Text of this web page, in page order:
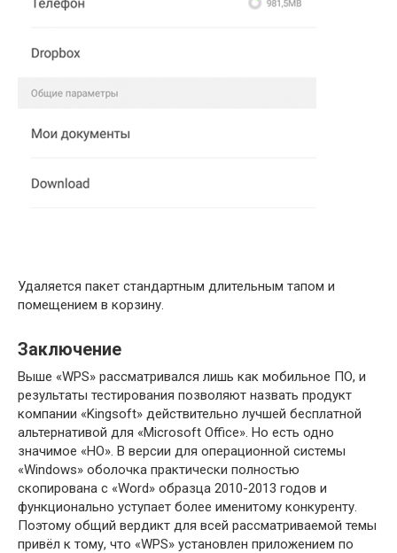
Удаляется пакет стандартным длительным тапом и
помещением в корзину.
Заключение
Выше «WPS» рассматривался лишь как мобильное ПО, и
результаты тестирования позволяют назвать продукт
компании «Kingsoft» действительно лучшей бесплатной
альтернативой для «Microsoft Office». Но есть одно
значимое «НО». В версии для операционной системы
«Windows» оболочка практически полностью
скопирована с «Word» образца 2010-2013 годов и
функционально уступает более именитому конкуренту.
Поэтому общий вердикт для всей рассматриваемой темы
привёл к тому, что «WPS» установлен приложением по